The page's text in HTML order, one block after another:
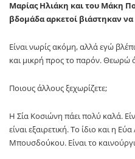
Μαρίας Ηλιάκη και του Μάκη
βδομάδα αρκετοί βιάστηκαν
Είναι νωρίς ακόμη, αλλά εγώ
και μικρή προς το παρόν. Θεωρώ
Ποιους άλλους ξεχωρίζετε;
Η Σία Κοσιώνη πάει πολύ καλά.
είναι εξαιρετική. Το ίδιο και η
Μπουσδούκου. Είναι το